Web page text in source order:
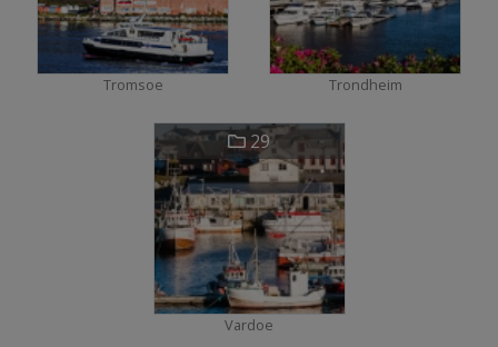
Tromsoe Trondheim
29
Vardoe